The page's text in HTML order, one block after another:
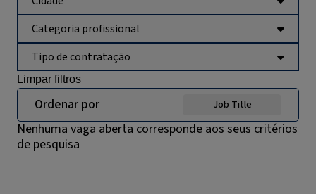
Categoria profissional
Tipo de contratação
Limpar filtros
Nenhuma vaga aberta corresponde aos seus critérios
de pesquisa
Ordenar por Job Title